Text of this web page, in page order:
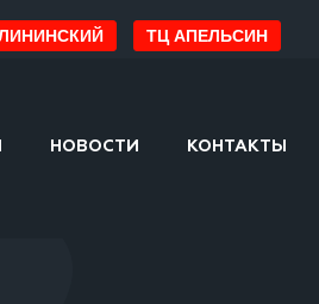
НОВОСТИ КОНТАКТЫ
ТЦ АПЕЛЬСИН